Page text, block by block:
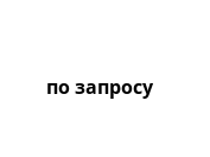
по запросу